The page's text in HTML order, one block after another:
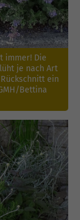
immer! Die
je nach Art
ein
Bettina